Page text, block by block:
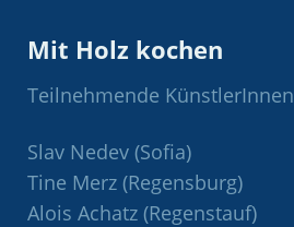
Mit Holz kochen
Teilnehmende KünstlerInnen
Slav Nedev (Sofia)
Tine Merz (Regensburg)
Alois Achatz (Regenstauf)